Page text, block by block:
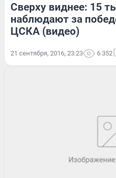
Сверху виднее: 15
наблюдают за
ЦСКА (видео)
21 сентября, 2016, 23:23 6 352